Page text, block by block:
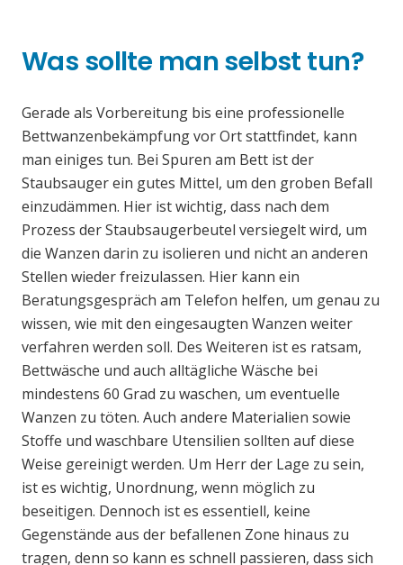
Was sollte man selbst tun?
Gerade als Vorbereitung bis eine professionelle
Bettwanzenbekämpfung vor Ort stattfindet, kann
man einiges tun. Bei Spuren am Bett ist der
Staubsauger ein gutes Mittel, um den groben Befall
einzudämmen. Hier ist wichtig, dass nach dem
Prozess der Staubsaugerbeutel versiegelt wird, um
die Wanzen darin zu isolieren und nicht an anderen
Stellen wieder freizulassen. Hier kann ein
Beratungsgespräch am Telefon helfen, um genau zu
wissen, wie mit den eingesaugten Wanzen weiter
verfahren werden soll. Des Weiteren ist es ratsam,
Bettwäsche und auch alltägliche Wäsche bei
mindestens 60 Grad zu waschen, um eventuelle
Wanzen zu töten. Auch andere Materialien sowie
Stoffe und waschbare Utensilien sollten auf diese
Weise gereinigt werden. Um Herr der Lage zu sein,
ist es wichtig, Unordnung, wenn möglich zu
beseitigen. Dennoch ist es essentiell, keine
Gegenstände aus der befallenen Zone hinaus zu
tragen, denn so kann es schnell passieren, dass sich